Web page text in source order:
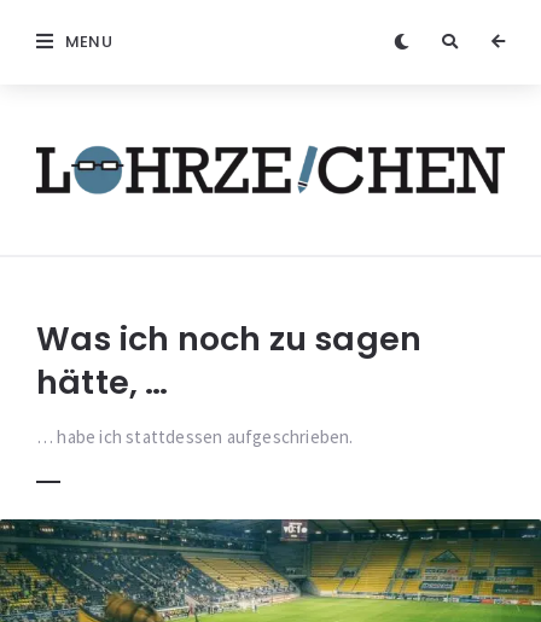
MENU
Was ich noch zu sagen
hätte, …
… habe ich stattdessen aufgeschrieben.